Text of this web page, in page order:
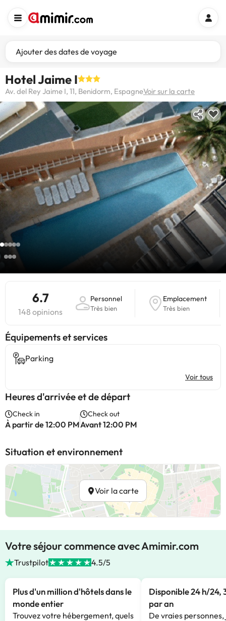
Ajouter des dates de voyage
Hotel Jaime I
Av. del Rey Jaime I, 11, Benidorm, EspagneVoir sur la carte
6.7
148 opinions
Personnel
Très bien
Emplacement
Très bien
​Équipements et services
Parking
Voir tous
Heures d'arrivée et de départ
Check in
À partir de 12:00 PM
Check out
Avant 12:00 PM
Situation et environnement
Voir la carte
Votre séjour commence avec Amimir.com
Trustpilot 4.5/5
Plus d'un million d'hôtels dans le
monde entier
Trouvez votre hébergement, quels
Disponible 24 h/24,
par an
De vraies